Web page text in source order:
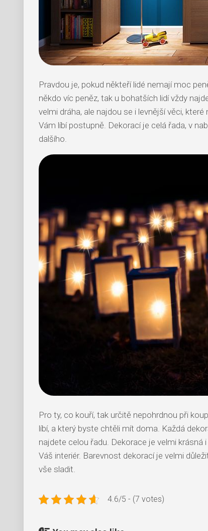
Pravdou je, pokud někteří lidé nemají moc
někdo víc peněz, tak u bohatších lidí vždy
velmi dráha, ale najdou se i levnější věci,
Vám líbí postupně. Dekorací je celá řada, v
dalšího.
Pro ty, co kouří, tak určitě nepohrdnou při
líbí, a který byste chtěli mít doma. Každá
najdete celou řadu. Dekorace je velmi krásná
Váš interiér. Barevnost dekorací je velmi
vše sladit.
4.6/5 - (7 votes)